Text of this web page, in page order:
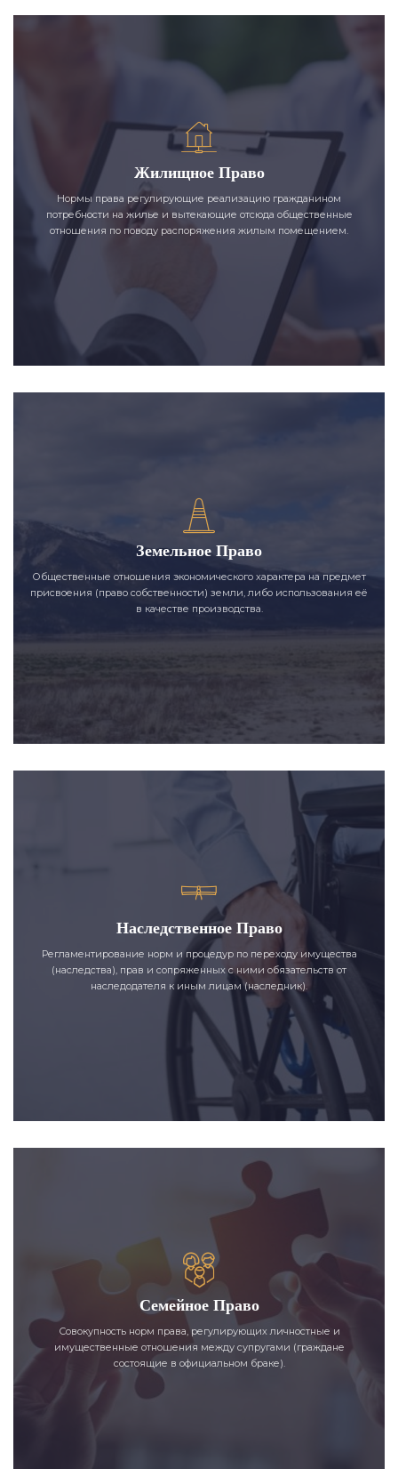
Жилищное Право
Нормы права регулирующие реализацию гражданином
потребности на жилье и вытекающие отсюда общественные
отношения по поводу распоряжения жилым помещением.
Земельное Право
Общественные отношения экономического характера на предмет
присвоения (право собственности) земли, либо использования её
в качестве производства.
Наследственное Право
Регламентирование норм и процедур по переходу имущества
(наследства), прав и сопряженных с ними обязательств от
наследодателя к иным лицам (наследник).
Семейное Право
Совокупность норм права, регулирующих личностные и
имущественные отношения между супругами (граждане
состоящие в официальном браке).